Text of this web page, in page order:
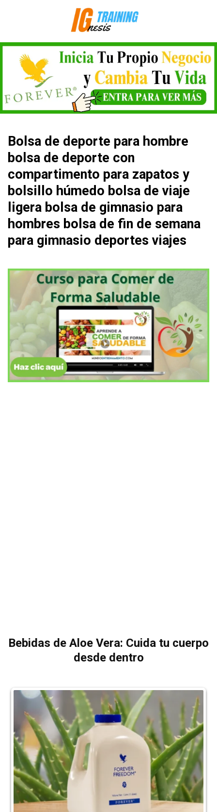
Bolsa de deporte para hombre
bolsa de deporte con
compartimento para zapatos y
bolsillo húmedo bolsa de viaje
ligera bolsa de gimnasio para
hombres bolsa de fin de semana
para gimnasio deportes viajes
Bebidas de Aloe Vera: Cuida tu cuerpo
desde dentro